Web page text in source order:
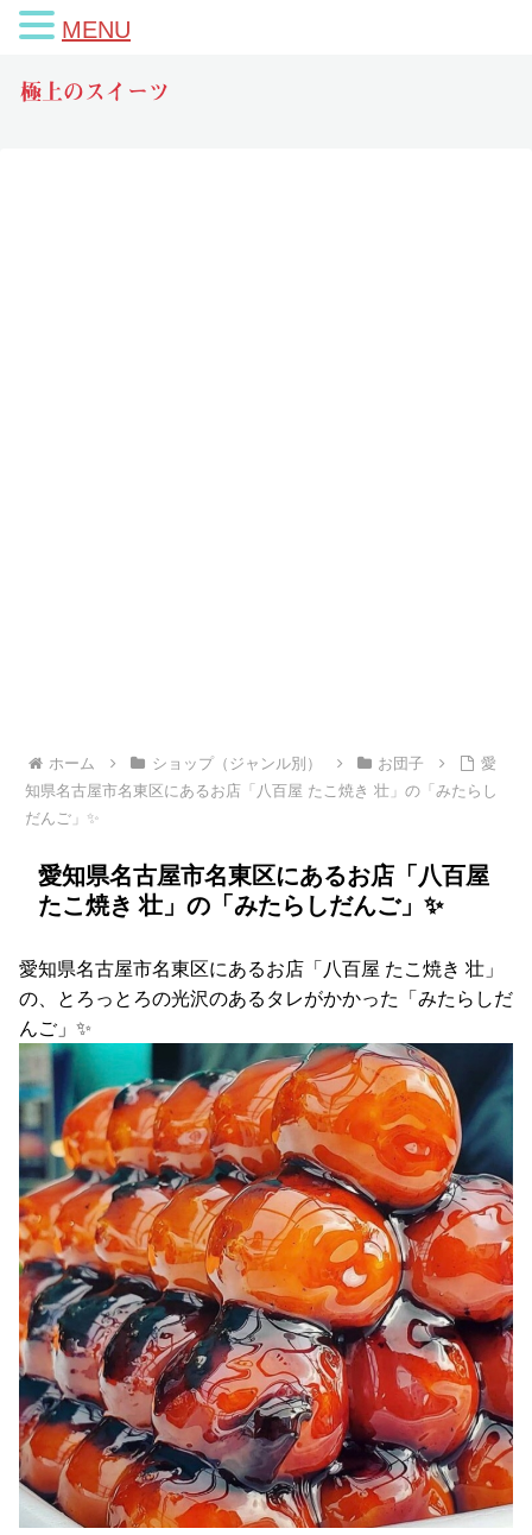
極上のスイーツ
ホーム ショップ（ジャンル別） お団子
愛
知県名古屋市名東区にあるお店「八百屋 たこ焼き 壮」の「みたらし
だんご」✨
愛知県名古屋市名東区にあるお店「八百屋
たこ焼き 壮」の「みたらしだんご」✨
愛知県名古屋市名東区にあるお店「八百屋 たこ焼き 壮」
の、とろっとろの光沢のあるタレがかかった「みたらしだ
んご」✨
MENU